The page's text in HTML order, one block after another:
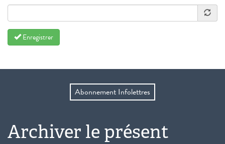
Enregistrer
Abonnement Infolettres
Archiver le présent